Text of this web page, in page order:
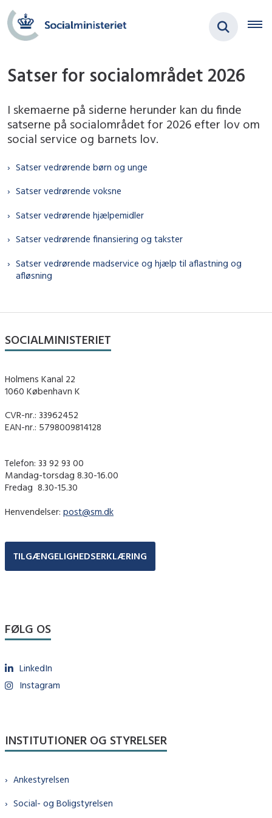
Satser for socialområdet 2026
I skemaerne på siderne herunder kan du finde
satserne på socialområdet for 2026 efter lov om
social service og barnets lov.
Satser vedrørende børn og unge
Satser vedrørende voksne
Satser vedrørende hjælpemidler
Satser vedrørende finansiering og takster
Satser vedrørende madservice og hjælp til aflastning og
afløsning
SOCIALMINISTERIET
Holmens Kanal 22
1060 København K
CVR-nr.: 33962452
EAN-nr.: 5798009814128
Telefon: 33 92 93 00
Mandag-torsdag 8.30-16.00
Fredag ​ 8.30-15.30
Henvendelser: post@sm.dk
TILGÆNGELIGHEDSERKLÆRING
FØLG OS
LinkedIn
Instagram
INSTITUTIONER OG STYRELSER
Ankestyrelsen
Social- og Boligstyrelsen